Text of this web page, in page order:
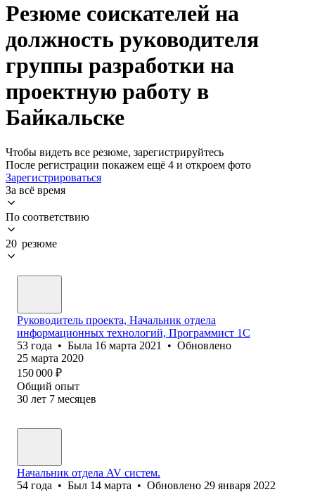
Резюме соискателей на
должность руководителя
группы разработки на
проектную работу в
Байкальске
Чтобы видеть все резюме, зарегистрируйтесь
После регистрации покажем ещё 4 и откроем фото
Зарегистрироваться
За всё время
По соответствию
20 резюме
Руководитель проекта, Начальник отдела
информационных технологий, Программист 1С
53 года • Была 16 марта 2021 • Обновлено
25 марта 2020
150 000 ₽
Общий опыт
30 лет 7 месяцев
Начальник отдела AV систем.
54 года • Был 14 марта • Обновлено 29 января 2022